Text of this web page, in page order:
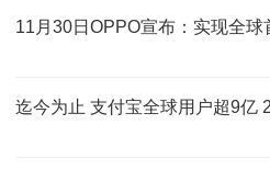
11月30日OPPO宣布：实现全
迄今为止 支付宝全球用户超9亿